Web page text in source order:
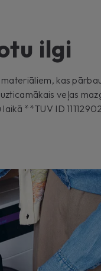
ilgi
kas
veļas
**TUV ID